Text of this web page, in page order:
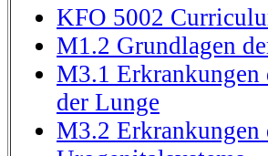
KFO 5002
M1.2 Grundlagen
M3.1 Erkrankungen
der Lunge
M3.2 Erkrankungen